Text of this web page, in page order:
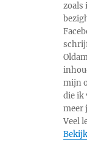
zoals
mijn
die ik
meer
Veel